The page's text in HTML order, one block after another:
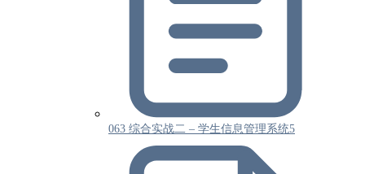
063 综合实战二 – 学生信息管理系统5